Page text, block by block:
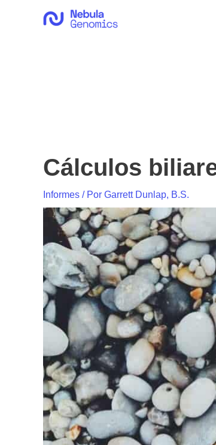
Cálculos
Informes / Por Garrett Dunlap, B.S.